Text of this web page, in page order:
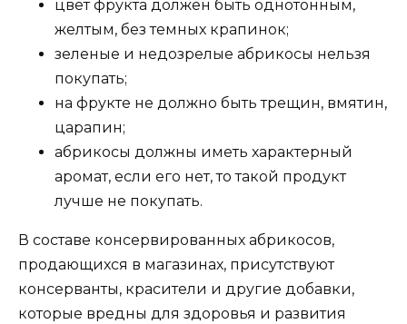
цвет фрукта должен быть однотонным,
желтым, без темных крапинок;
зеленые и недозрелые абрикосы нельзя
покупать;
на фрукте не должно быть трещин, вмятин,
царапин;
абрикосы должны иметь характерный
аромат, если его нет, то такой продукт
лучше не покупать.
В составе консервированных абрикосов,
продающихся в магазинах, присутствуют
консерванты, красители и другие добавки,
которые вредны для здоровья и развития